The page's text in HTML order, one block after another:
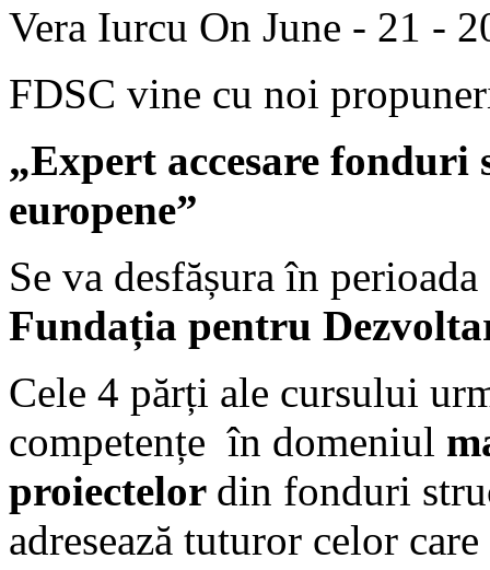
Vera Iurcu On June - 21 -
FDSC vine cu noi
„Expert accesare fonduri
europene”
Se va desfășura în perioada
Fundația pentru
Cele 4 părți ale cursului
competențe în domeniul
proiectelor din fonduri
adresează tuturor celor